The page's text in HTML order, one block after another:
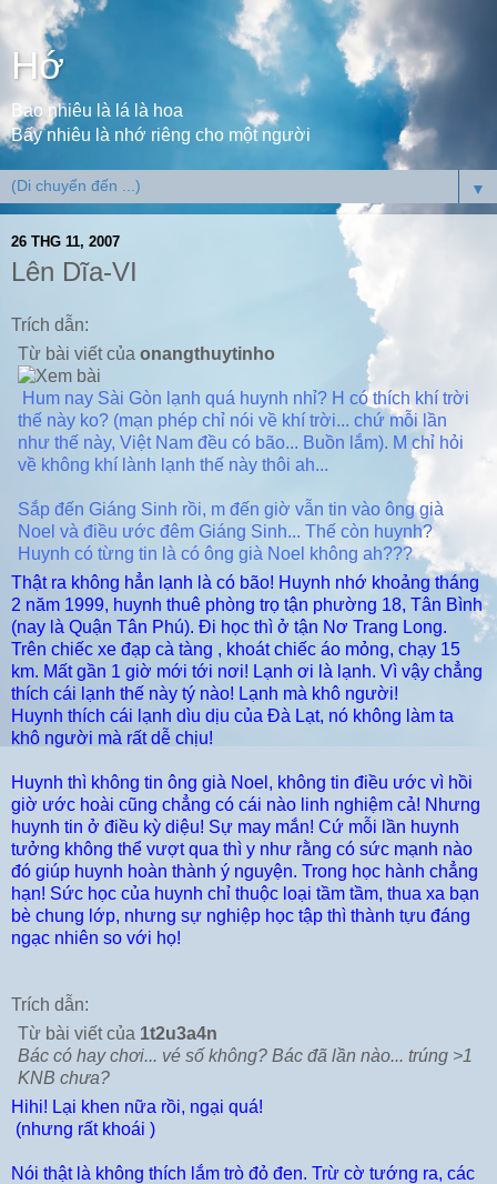
Hớ
Bao nhiêu là lá là hoa
Bấy nhiêu là nhớ riêng cho một người
▼
26 THG 11, 2007
Lên Dĩa-VI
Trích dẫn:
Từ bài viết của onangthuytinho
Hum nay Sài Gòn lạnh quá huynh nhỉ? H có thích khí trời
thế này ko? (mạn phép chỉ nói về khí trời... chứ mỗi lần
như thế này, Việt Nam đều có bão... Buồn lắm). M chỉ hỏi
về không khí lành lạnh thế này thôi ah...
Sắp đến Giáng Sinh rồi, m đến giờ vẫn tin vào ông già
Noel và điều ước đêm Giáng Sinh... Thế còn huynh?
Huynh có từng tin là có ông già Noel không ah???
Thật ra không hẳn lạnh là có bão! Huynh nhớ khoảng tháng
2 năm 1999, huynh thuê phòng trọ tận phường 18, Tân Bình
(nay là Quận Tân Phú). Đi học thì ở tận Nơ Trang Long.
Trên chiếc xe đạp cà tàng , khoát chiếc áo mỏng, chạy 15
km. Mất gần 1 giờ mới tới nơi! Lạnh ơi là lạnh. Vì vậy chẳng
thích cái lạnh thế này tý nào! Lạnh mà khô người!
Huynh thích cái lạnh dìu dịu của Đà Lạt, nó không làm ta
khô người mà rất dễ chịu!
Huynh thì không tin ông già Noel, không tin điều ước vì hồi
giờ ước hoài cũng chẳng có cái nào linh nghiệm cả! Nhưng
huynh tin ở điều kỳ diệu! Sự may mắn! Cứ mỗi lần huynh
tưởng không thể vượt qua thì y như rằng có sức mạnh nào
đó giúp huynh hoàn thành ý nguyện. Trong học hành chẳng
hạn! Sức học của huynh chỉ thuộc loại tầm tầm, thua xa bạn
bè chung lớp, nhưng sự nghiệp học tập thì thành tựu đáng
ngạc nhiên so với họ!
Trích dẫn:
Từ bài viết của 1t2u3a4n
Bác có hay chơi... vé số không? Bác đã lần nào... trúng >1
KNB chưa?
Hihi! Lại khen nữa rồi, ngại quá!
(nhưng rất khoái )
Nói thật là không thích lắm trò đỏ đen. Trừ cờ tướng ra, các